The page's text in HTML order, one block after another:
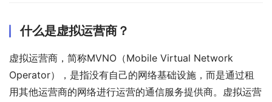
什么是虚拟运营商？
虚拟运营商，简称MVNO（Mobile Virtual Network
Operator），是指没有自己的网络基础设施，而是通过租
用其他运营商的网络进行运营的通信服务提供商。虚拟运营